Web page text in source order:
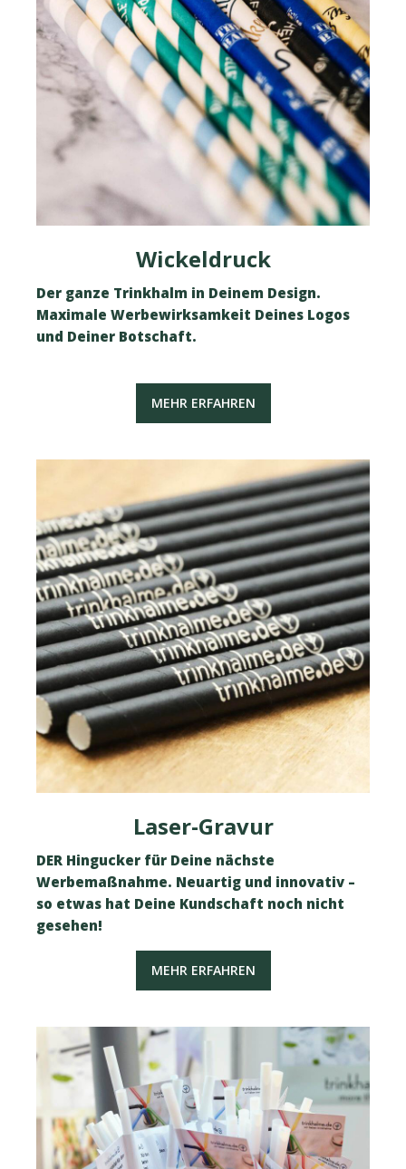
Wickeldruck
Der ganze Trinkhalm in Deinem Design.
Maximale Werbewirksamkeit Deines Logos
und Deiner Botschaft.
MEHR ERFAHREN
Laser-Gravur
DER Hingucker für Deine nächste
Werbemaßnahme. Neuartig und innovativ –
so etwas hat Deine Kundschaft noch nicht
gesehen!
MEHR ERFAHREN